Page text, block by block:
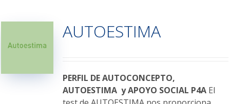
Las
opciones
elegir
en
la
AUTOESTIMA
PERFIL DE AUTOCONCEPTO,
AUTOESTIMA y APOYO SOCIAL P4AEl